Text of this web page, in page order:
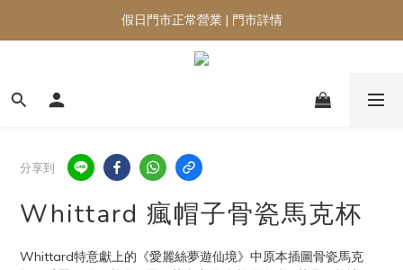
假日門市正常營業 | 門市詳情
分享到
Whittard 瘋帽子骨瓷馬克杯
Whittard特意獻上的《愛麗絲夢遊仙境》中原本插圖骨瓷馬克